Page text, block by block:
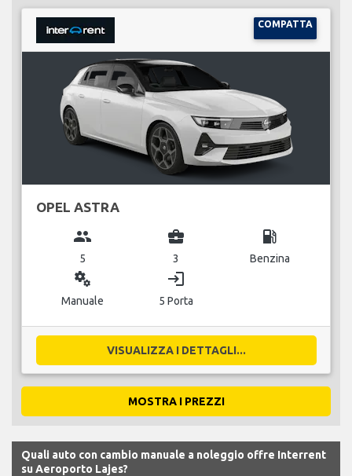
COMPATTA
OPEL ASTRA
group
5
business_center
3
local_gas_station
Benzina
miscellaneous_services
Manuale
login
5 Porta
VISUALIZZA I DETTAGLI...
MOSTRA I PREZZI
Quali auto con cambio manuale a noleggio offre Interrent
su Aeroporto Lajes?